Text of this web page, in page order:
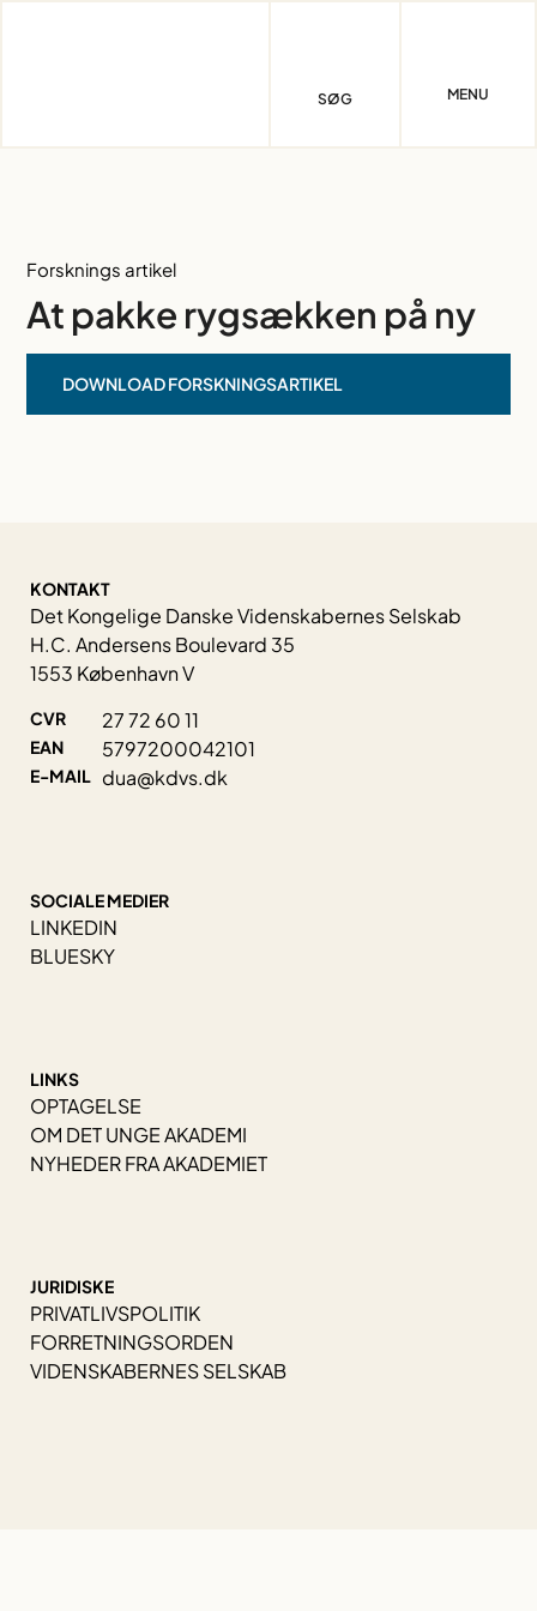
SØG MENU
Forsknings artikel
At pakke rygsækken på ny
DOWNLOAD FORSKNINGSARTIKEL
KONTAKT
Det Kongelige Danske Videnskabernes Selskab
H.C. Andersens Boulevard 35
1553 København V
CVR 27 72 60 11
EAN 5797200042101
E-MAIL dua@kdvs.dk
SOCIALE MEDIER
LINKEDIN
BLUESKY
LINKS
OPTAGELSE
OM DET UNGE AKADEMI
NYHEDER FRA AKADEMIET
JURIDISKE
PRIVATLIVSPOLITIK
FORRETNINGSORDEN
VIDENSKABERNES SELSKAB